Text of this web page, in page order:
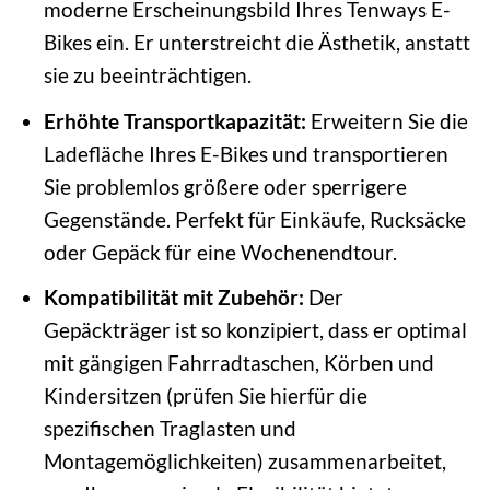
moderne Erscheinungsbild Ihres Tenways E-
Bikes ein. Er unterstreicht die Ästhetik, anstatt
sie zu beeinträchtigen.
Erhöhte Transportkapazität: Erweitern Sie die
Ladefläche Ihres E-Bikes und transportieren
Sie problemlos größere oder sperrigere
Gegenstände. Perfekt für Einkäufe, Rucksäcke
oder Gepäck für eine Wochenendtour.
Kompatibilität mit Zubehör: Der
Gepäckträger ist so konzipiert, dass er optimal
mit gängigen Fahrradtaschen, Körben und
Kindersitzen (prüfen Sie hierfür die
spezifischen Traglasten und
Montagemöglichkeiten) zusammenarbeitet,